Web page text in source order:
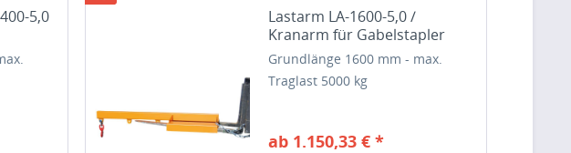
5,0
Lastarm LA-1600-5,0 /
Kranarm für Gabelstapler
Grundlänge 1600 mm - max.
Traglast 5000 kg
ab 1.150,33 € *